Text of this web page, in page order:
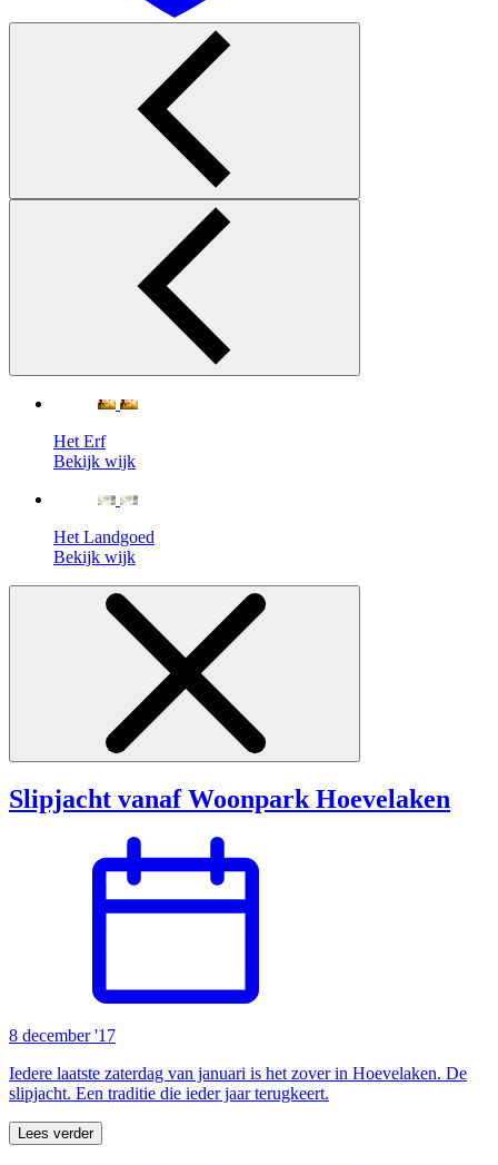
Het Erf
Bekijk wijk
Het Landgoed
Bekijk wijk
Slipjacht vanaf Woonpark Hoevelaken
8 december '17
Iedere laatste zaterdag van januari is het zover in Hoevelaken. De
slipjacht. Een traditie die ieder jaar terugkeert.
Lees verder